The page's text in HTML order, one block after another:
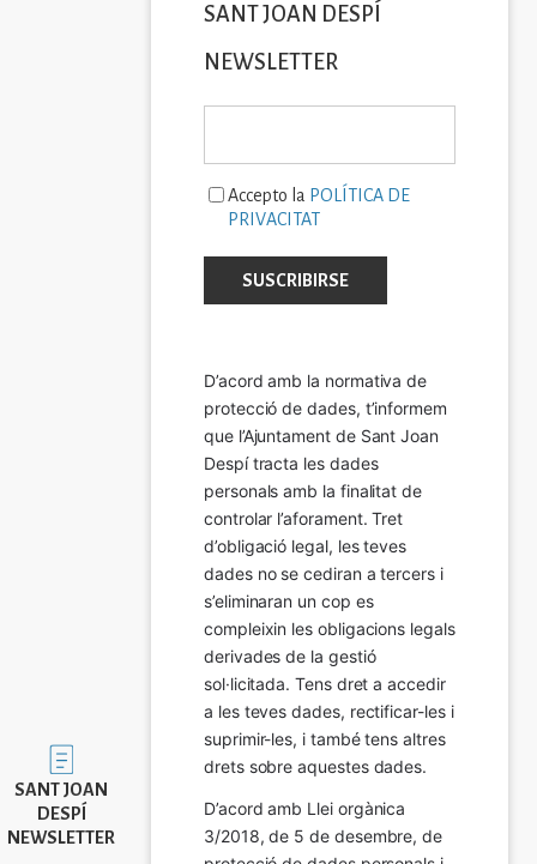
Imatge
SANT JOAN
DESPÍ
NEWSLETTER
SANT JOAN DESPÍ
NEWSLETTER
Accepto la POLÍTICA DE
PRIVACITAT
D’acord amb la normativa de
protecció de dades, t’informem
que l’Ajuntament de Sant Joan
Despí tracta les dades
personals amb la finalitat de
controlar l’aforament. Tret
d’obligació legal, les teves
dades no se cediran a tercers i
s’eliminaran un cop es
compleixin les obligacions legals
derivades de la gestió
sol·licitada. Tens dret a accedir
a les teves dades, rectificar-les i
suprimir-les, i també tens altres
drets sobre aquestes dades.
D’acord amb Llei orgànica
3/2018, de 5 de desembre, de